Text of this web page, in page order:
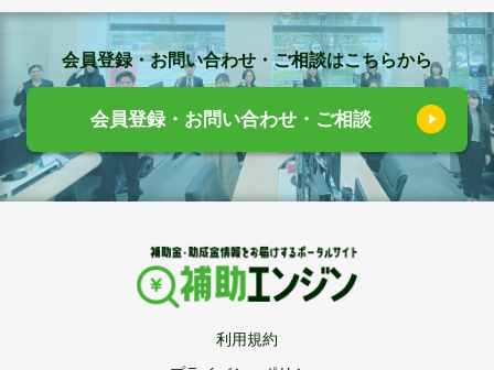
会員登録・お問い合わせ・ご相談はこちらから
会員登録・お問い合わせ・ご相談
利用規約